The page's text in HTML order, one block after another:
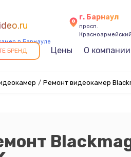
в Барнауле
г. Барнаул
просп.
БРЕНД Цены О компании
/ Ремонт видеокамер